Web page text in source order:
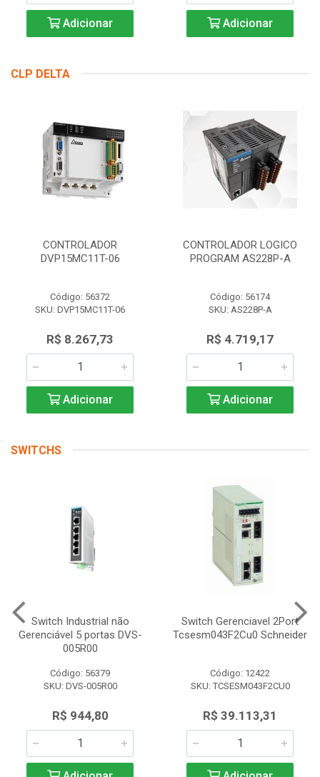
Adicionar Adicionar
CLP DELTA
CONTROLADOR
DVP15MC11T-06
Código: 56372
SKU: DVP15MC11T-06
R$ 8.267,73
Adicionar
CONTROLADOR LOGICO
PROGRAM AS228P-A
Código: 56174
SKU: AS228P-A
R$ 4.719,17
Adicionar
SWITCHS
Switch Industrial não
Gerenciável 5 portas DVS-
005R00
Código: 56379
SKU: DVS-005R00
R$ 944,80
Switch Gerenciavel 2Port
Tcsesm043F2Cu0 Schneider
Código: 12422
SKU: TCSESM043F2CU0
R$ 39.113,31